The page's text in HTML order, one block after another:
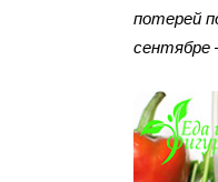
потерей
сентябре